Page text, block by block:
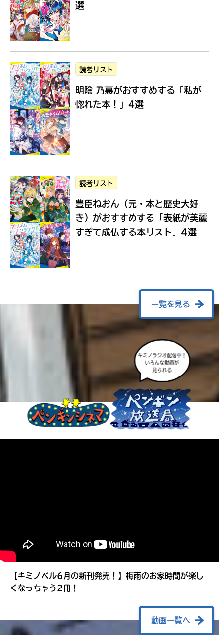
Loading...
選
読者リスト
明陰 乃裏がおすすめする 「私が
惚れた本！」4選
読者リスト
豊臣ねおん（元・本と歴史大好
き）がおすすめする 「表紙が美麗
すぎて成仏する本リスト」4選
一覧を見る
キミノラジオ配信中！
いろんな動画が
見られる
【キミノベル6月の新刊発売！】梅雨のお家時間が楽し
くなっちゃう2冊！
動画一覧へ
に
エ
ー
も
度
み
て
ね
る